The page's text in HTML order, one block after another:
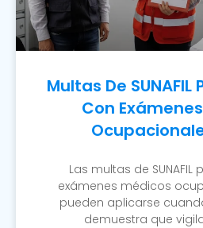
Multas De
Con
Las multas de
exámenes médicos
pueden aplicarse
demuestra que